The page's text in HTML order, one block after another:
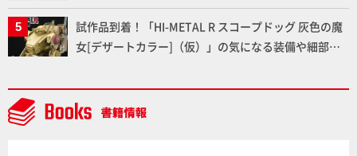
メラ永久保存化プロジェクト FINAL」
試作品到着！「HI-METAL R スコープドッグ 灰色の魔
女[デザートカラー]（仮）」の気になる装備や細部な
ズ】